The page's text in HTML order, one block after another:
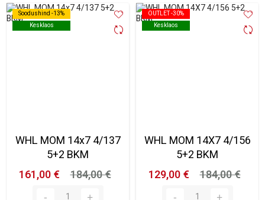
Soodushind -13%
Kesklaos
Soodushind -13%
Kesklaos
WHL MOM 14x7 4/137
5+2 BKM
161,00 €
184,00 €
OUTLET -30%
Kesklaos
OUTLET -30%
Kesklaos
WHL MOM 14X7 4/156
5+2 BKM
129,00 €
184,00 €